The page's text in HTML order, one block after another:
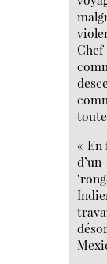
Chef
« En